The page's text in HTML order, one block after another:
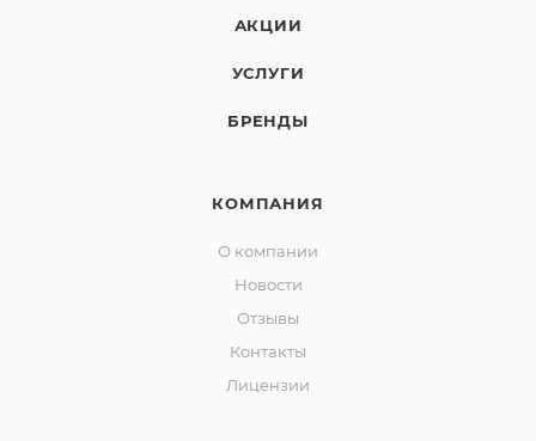
АКЦИИ
УСЛУГИ
БРЕНДЫ
КОМПАНИЯ
О компании
Новости
Отзывы
Контакты
Лицензии